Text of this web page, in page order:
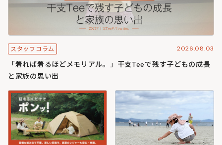
スタッフコラム 2026.08.03
「着れば着るほどメモリアル。」干支Teeで残す子どもの成長
と家族の思い出